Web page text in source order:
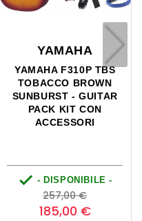
YAMAHA
YAMAHA F310P TBS
TOBACCO BROWN
SUNBURST - GUITAR
PACK KIT CON
ACCESSORI
- DISPONIBILE -
Prezzo
base
257,00 €Prezzo
185,00 €